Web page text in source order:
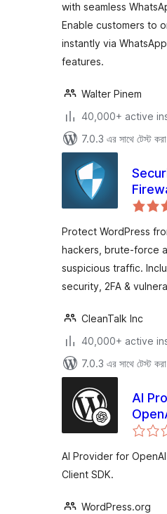
with seamless
Enable customers to
instantly via
features.
Walter Pinem
40,000+ active
7.0.3 এর সাথে টেস্ট করা
Protect WordPress
hackers, brute-force
suspicious traffic.
security, 2FA &
CleanTalk Inc
40,000+ active
7.0.3 এর সাথে টেস্ট করা
AI
AI Provider for
Client SDK.
WordPress.org